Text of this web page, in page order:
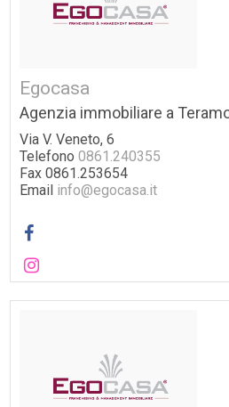
Egocasa
Agenzia immobiliare a
Via V. Veneto, 6
Telefono0861.240355
Fax 0861.253654
Email info@egocasa.it